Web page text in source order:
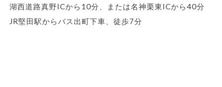
湖西道路真野ICから10分、または名神栗東ICから40分
JR堅田駅からバス出町下車、徒歩7分